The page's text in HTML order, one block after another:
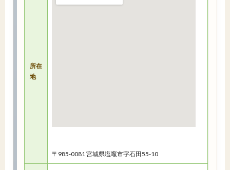
所在
地
〒985-0081 宮城県塩竈市字石田55-10